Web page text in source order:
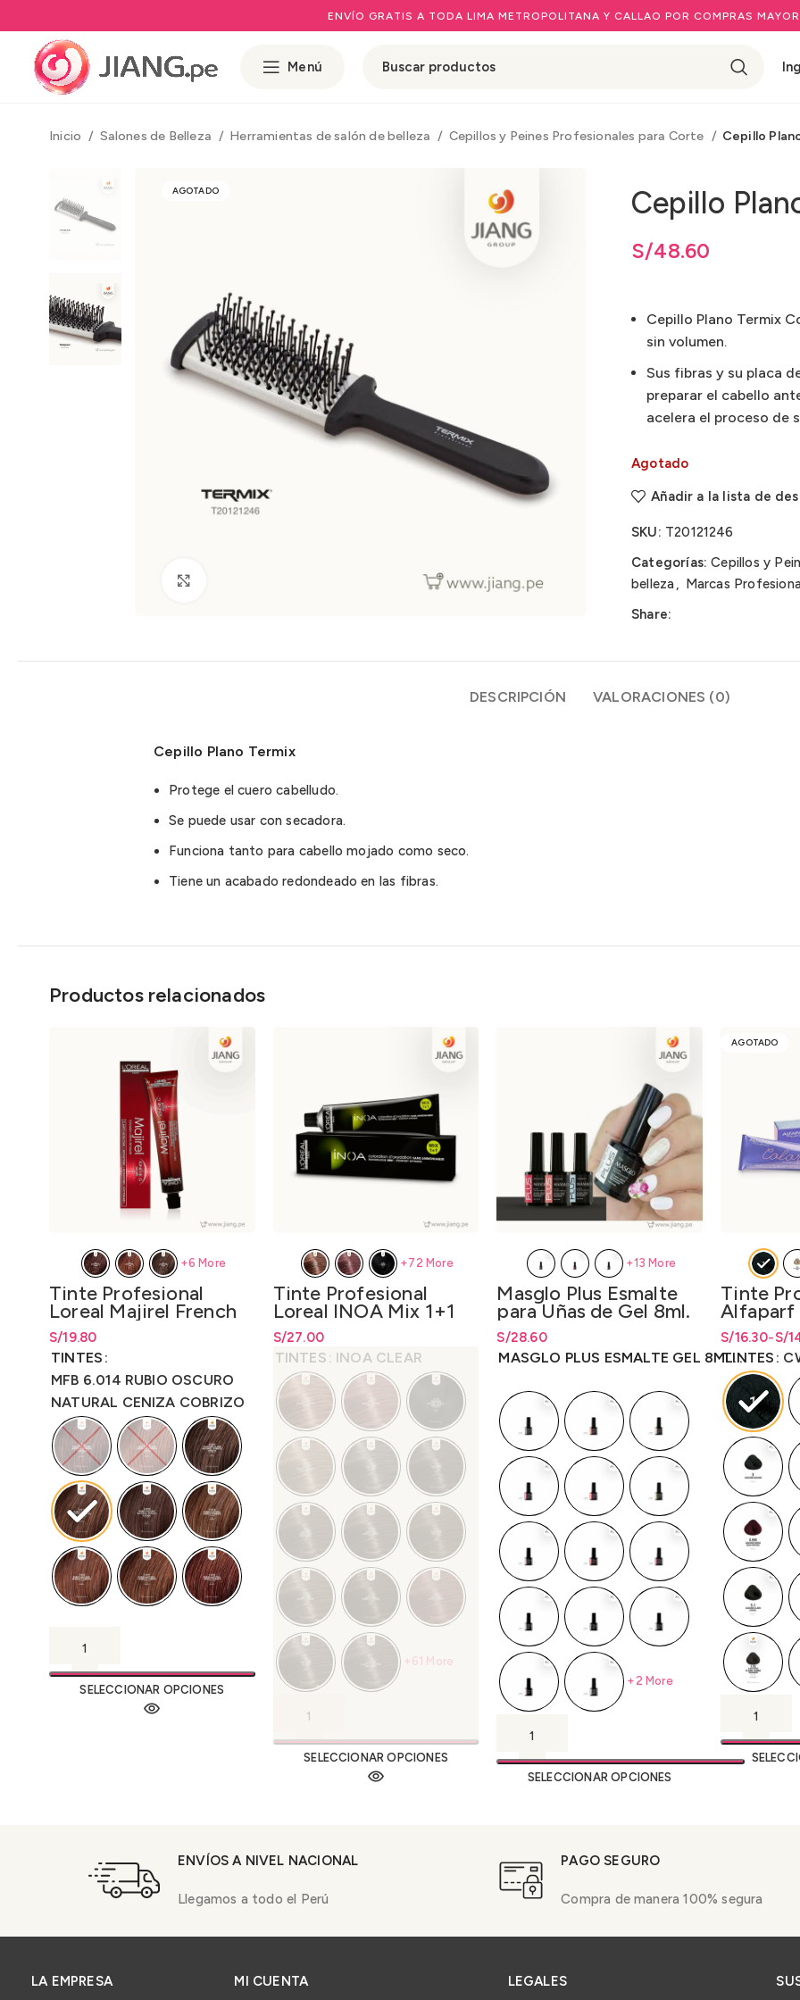
ENVÍO GRATIS A TODA LIMA METROPOLITANA Y CALLAO POR COMPRAS
Menú
Inicio Salones de Belleza Herramientas de salón de belleza Cepillos y Peines Profesionales para Corte Cepillo
AGOTADO Cepillo
S/48.60
Cepillo Plano Termix
sin volumen.
Sus fibras y su placa
preparar el cabello
acelera el proceso de
Agotado
Añadir a la lista de
SKU: T20121246
Categorías: Cepillos y
belleza, Marcas
Share:
DESCRIPCIÓN VALORACIONES (0)
Cepillo Plano Termix
Protege el cuero cabelludo.
Se puede usar con secadora.
Funciona tanto para cabello mojado como seco.
Tiene un acabado redondeado en las fibras.
Productos relacionados
Tinte Profesional
Loreal Majirel French
Brown 50gr.–
LO3000M4
S/19.80
Rango de precios: desde
hastaS/19.80
TINTES
MFB 6.014 RUBIO OSCURO
NATURAL CENIZA COBRIZO
SELECCIONAR OPCIONES
+6 More
Tinte Profesional
Loreal INOA Mix 1+1
60gr. – LO3000N1
S/27.00
Rango de precios: desde
S/27.00hastaS/27.00
TINTES INOA CLEAR
+61 More
SELECCIONAR OPCIONES
+72 More
Masglo Plus Esmalte
para Uñas de Gel 8ml.
S/28.60
Rango de precios: desde
hastaS/ 28.60
MASGLO PLUS ESMALTE GEL 8ML.
+2 More
SELECCIONAR OPCIONES
+13 More
AGOTADO
Tinte
Alfaparf
S/
-
S/16.30
Rango de
hasta S/
Rango de
hastaS/
TINTES
ENVÍOS A NIVEL NACIONAL
Llegamos a todo el Perú
PAGO SEGURO
Compra de manera 100% segura
LA EMPRESA MI CUENTA LEGALES